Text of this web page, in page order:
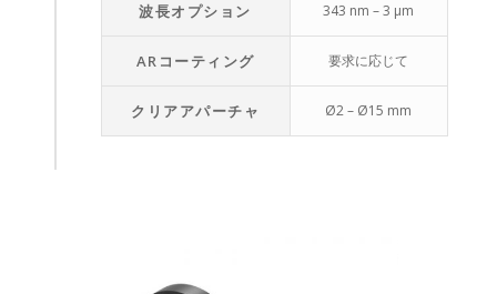
波長オプション 343 nm – 3 µm
ARコーティング 要求に応じて
クリアアパーチャ Ø2 – Ø15 mm